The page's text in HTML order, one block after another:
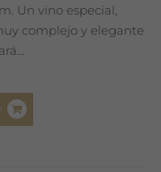
Un vino especial,
complejo y elegante